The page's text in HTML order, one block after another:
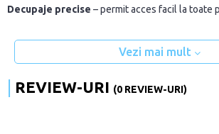
Decupaje precise – permit acces facil la toate
Vezi mai mult
REVIEW-URI (0 REVIEW-URI)